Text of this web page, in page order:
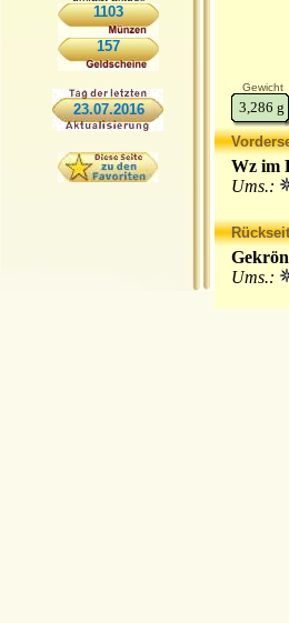
1103
157
23.07.2016
Gewicht
3,286 g
Wz im
Ums.:
Ums.: